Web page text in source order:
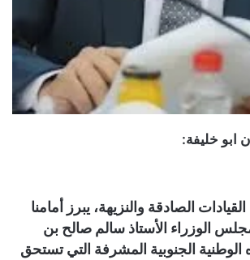
ابو خليفة:
الصادقة والنزيهة، يبرز أمامنا
الوزراء الأستاذ سالم صالح بن
الوطنية الجنوبية المشرفة التي تستحق